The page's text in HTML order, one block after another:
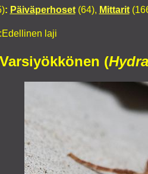
: Päiväperhoset(64), Mittarit
laji
Varsiyökkönen (